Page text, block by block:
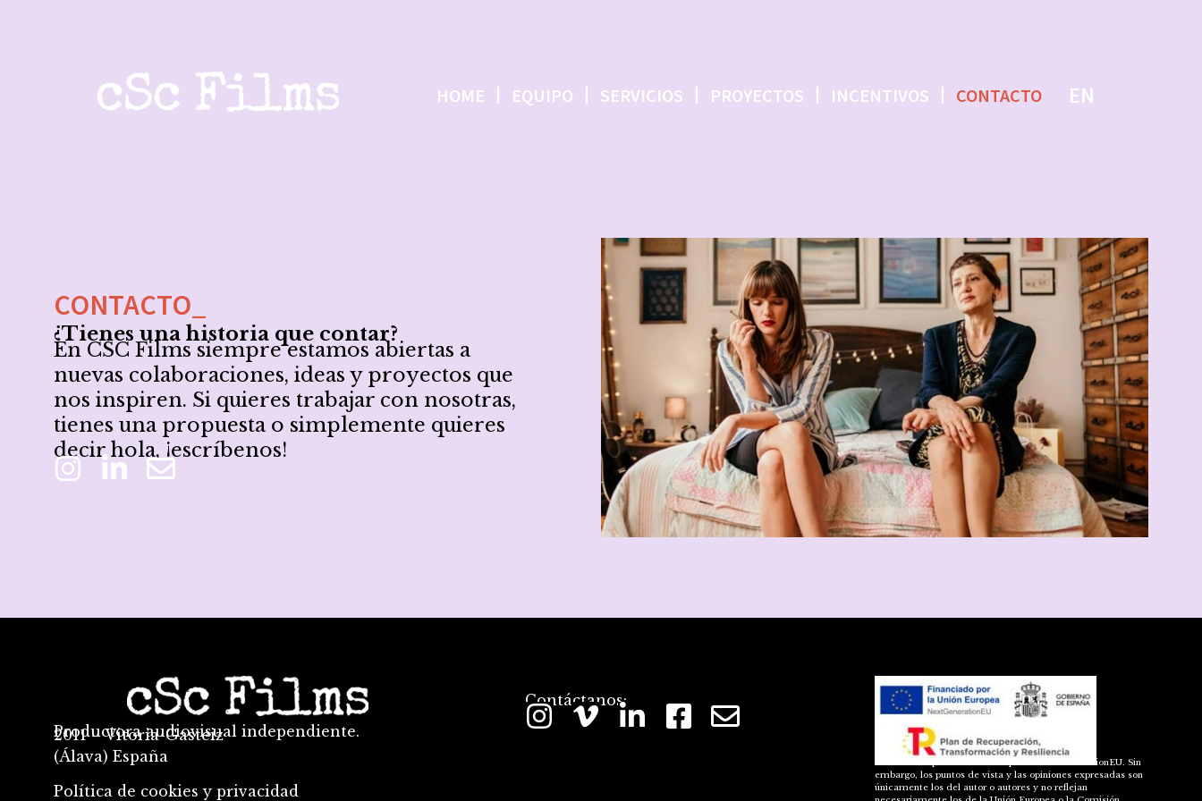
HOME EQUIPO SERVICIOS PROYECTOS INCENTIVOS CONTACTO EN
CONTACTO_
¿Tienes una historia que contar?
En CSC Films siempre estamos abiertas a
nuevas colaboraciones, ideas y proyectos que
nos inspiren. Si quieres trabajar con nosotras,
tienes una propuesta o simplemente quieres
decir hola, ¡escríbenos!
Productora audiovisual independiente.
2011 –Vitoria-Gasteiz
(Álava) España
Política de cookies y privacidad
Contáctanos:
«Financiado por la Unión Europea – NextGenerationEU. Sin
embargo, los puntos de vista y las opiniones expresadas son
únicamente los del autor o autores y no reflejan